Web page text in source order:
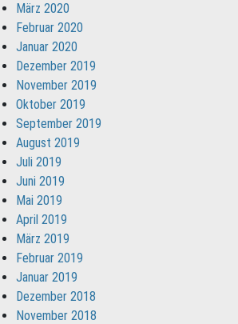
März 2020
Februar 2020
Januar 2020
Dezember 2019
November 2019
Oktober 2019
September 2019
August 2019
Juli 2019
Juni 2019
Mai 2019
April 2019
März 2019
Februar 2019
Januar 2019
Dezember 2018
November 2018